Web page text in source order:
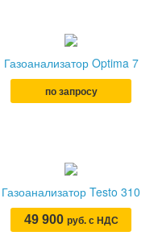
Газоанализатор Optima 7
по запросу
Газоанализатор Testo 310
49 900 руб. с НДС